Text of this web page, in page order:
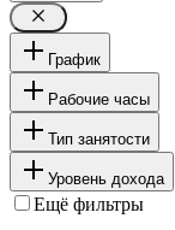
График
Рабочие часы
Тип занятости
Уровень дохода
Ещё фильтры